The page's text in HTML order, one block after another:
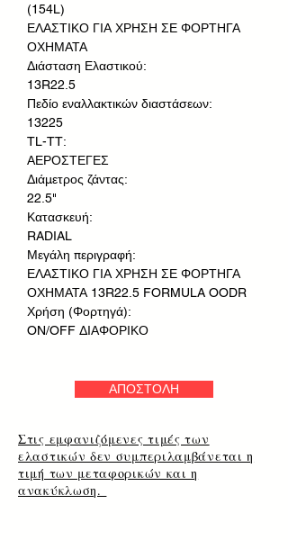
(154L)
ΕΛΑΣΤΙΚΟ ΓΙΑ ΧΡΗΣΗ ΣΕ ΦΟΡΤΗΓΑ
ΟΧΗΜΑΤΑ
Διάσταση Ελαστικού:
13R22.5
Πεδίο εναλλακτικών διαστάσεων:
13225
TL-TT:
ΑΕΡΟΣΤΕΓΕΣ
Διάμετρος ζάντας:
22.5"
Κατασκευή:
RADIAL
Μεγάλη περιγραφή:
ΕΛΑΣΤΙΚΟ ΓΙΑ ΧΡΗΣΗ ΣΕ ΦΟΡΤΗΓΑ
ΟΧΗΜΑΤΑ 13R22.5 FORMULA OODR
Χρήση (Φορτηγά):
ON/OFF ΔΙΑΦΟΡΙΚΟ
ΑΠΟΣΤΟΛΗ
Στις εμφανιζόμενες τιμές των
ελαστικών δεν συμπεριλαμβάνεται η
τιμή των μεταφορικών και η
ανακύκλωση.